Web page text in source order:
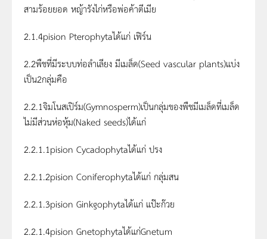
สามร้อยยอด หญ้ารังไก่หรือพ่อค้าตีเมีย
2.1.4pision Pterophytaได้แก่ เฟิร์น
2.2พืชที่มีระบบท่อลำเลียง มีเมล็ด(Seed vascular plants)แบ่ง
เป็น2กลุ่มคือ
2.2.1จิมโนสเปิร์ม(Gymnosperm)เป็นกลุ่มของพืชมีเมล็ดที่เมล็ด
ไม่มีส่วนห่อหุ้ม(Naked seeds)ได้แก่
2.2.1.1pision Cycadophytaได้แก่ ปรง
2.2.1.2pision Coniferophytaได้แก่ กลุ่มสน
2.2.1.3pision Ginkgophytaได้แก่ แป๊ะก๊วย
2.2.1.4pision Gnetophytaได้แก่Gnetum